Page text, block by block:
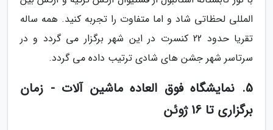
المللی لحظاتی شاد و اما متفاوت را تجربه کنید. همه ساله
تقریا حدود 22 کنسرت در این شهر برگزار می گردد و در
سرتاسر شهر جشن های شادی ترتیب داده می گردد.
5. نمایشگاه فوق العاده ماشین آلات - زمان
برگزاری تا 16 ژوئن